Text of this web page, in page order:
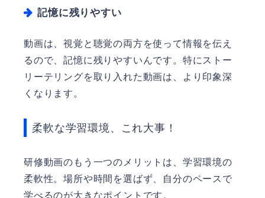
記憶に残りやすい
動画は、視覚と聴覚の両方を使って情報を伝え
るので、記憶に残りやすいんです。特にストー
リーテリングを取り入れた動画は、より印象深
くなります。
柔軟な学習環境、これ大事！
研修動画のもう一つのメリットは、学習環境の
柔軟性。場所や時間を選ばず、自分のペースで
学べるのが大きなポイントです。